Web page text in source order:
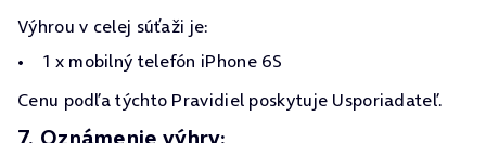
Výhrou v celej súťaži je:
1 x mobilný telefón iPhone 6S
Cenu podľa týchto Pravidiel poskytuje Usporiadateľ.